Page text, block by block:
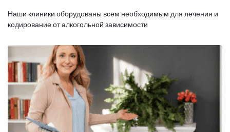
Наши клиники оборудованы всем необходимым для лечения и
кодирование от алкогольной зависимости